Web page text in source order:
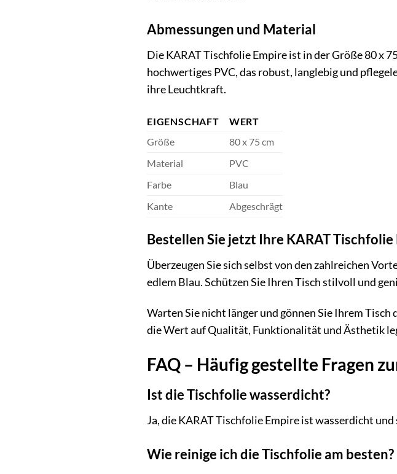
Abmessungen und Material
Die KARAT Tischfolie Empire ist in der Größe 80 x
hochwertiges PVC, das robust, langlebig und
ihre Leuchtkraft.
EIGENSCHAFT
WERT
Größe
80 x 75 cm
Material
PVC
Farbe
Blau
Kante
Abgeschrägt
Bestellen Sie jetzt Ihre KARAT Tischfolie
Überzeugen Sie sich selbst von den zahlreichen
edlem Blau. Schützen Sie Ihren Tisch stilvoll und
Warten Sie nicht länger und gönnen Sie Ihrem
die Wert auf Qualität, Funktionalität und Ästhetik
FAQ – Häufig gestellte Fragen
Ist die Tischfolie wasserdicht?
Ja, die KARAT Tischfolie Empire ist wasserdicht
Wie reinige ich die Tischfolie am besten?